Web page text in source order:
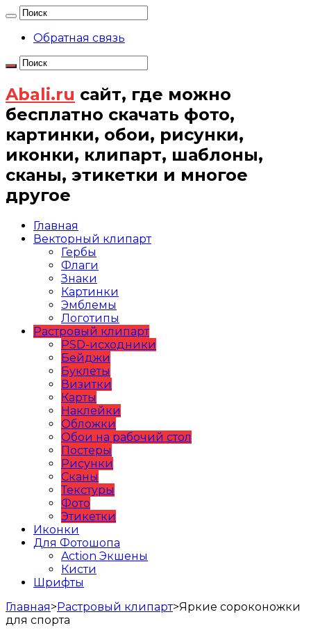
Обратная связь
Abali.ru сайт, где можно
бесплатно скачать фото,
картинки, обои, рисунки,
иконки, клипарт, шаблоны,
сканы, этикетки и многое
другое
Главная
Векторный клипарт
Гербы
Флаги
Знаки
Картинки
Эмблемы
Логотипы
Растровый клипарт
PSD-исходники
Бейджи
Буклеты
Визитки
Карты
Наклейки
Обложки
Обои на рабочий стол
Постеры
Рисунки
Сканы
Текстуры
Фото
Этикетки
Иконки
Для Фотошопа
Action Экшены
Кисти
Шрифты
Главная>Растровый клипарт>Яркие сороконожки
для спорта